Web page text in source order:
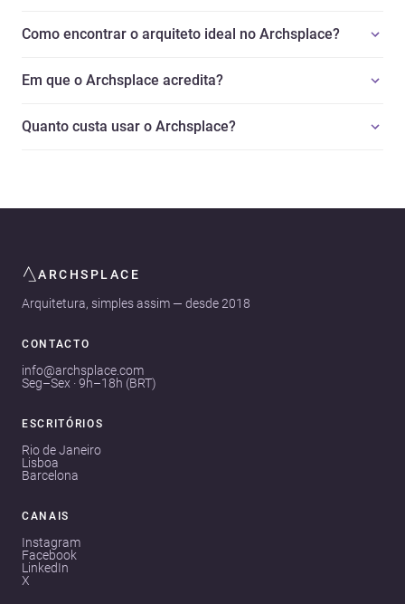
Como encontrar o arquiteto ideal no Archsplace?
Em que o Archsplace acredita?
Quanto custa usar o Archsplace?
ARCHSPLACE
Arquitetura, simples assim — desde 2018
CONTACTO
info@archsplace.com
Seg–Sex · 9h–18h (BRT)
ESCRITÓRIOS
Rio de Janeiro
Lisboa
Barcelona
CANAIS
Instagram
Facebook
LinkedIn
X